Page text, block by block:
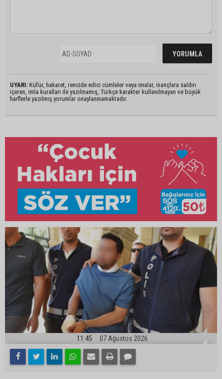
UYARI: Küfür, hakaret, rencide edici cümleler veya imalar, inançlara saldırı
içeren, imla kuralları ile yazılmamış, Türkçe karakter kullanılmayan ve büyük
harflerle yazılmış yorumlar onaylanmamaktadır.
11:45 07 Ağustos 2026